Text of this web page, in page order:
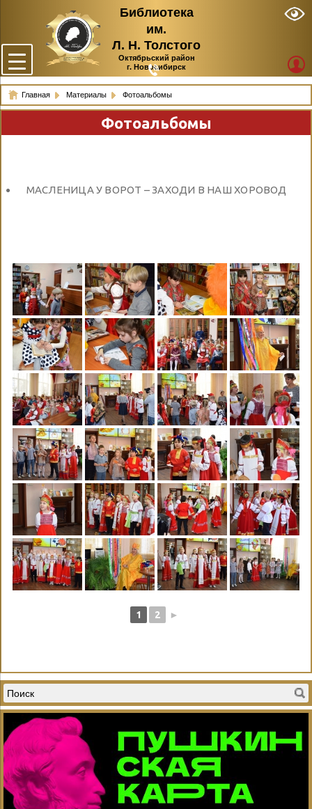
Библиотека
им.
Л. Н. Толстого
Октябрьский район
г. Новосибирск
Главная Материалы Фотоальбомы
Фотоальбомы
МАСЛЕНИЦА У ВОРОТ – ЗАХОДИ В НАШ ХОРОВОД
1 2 ►